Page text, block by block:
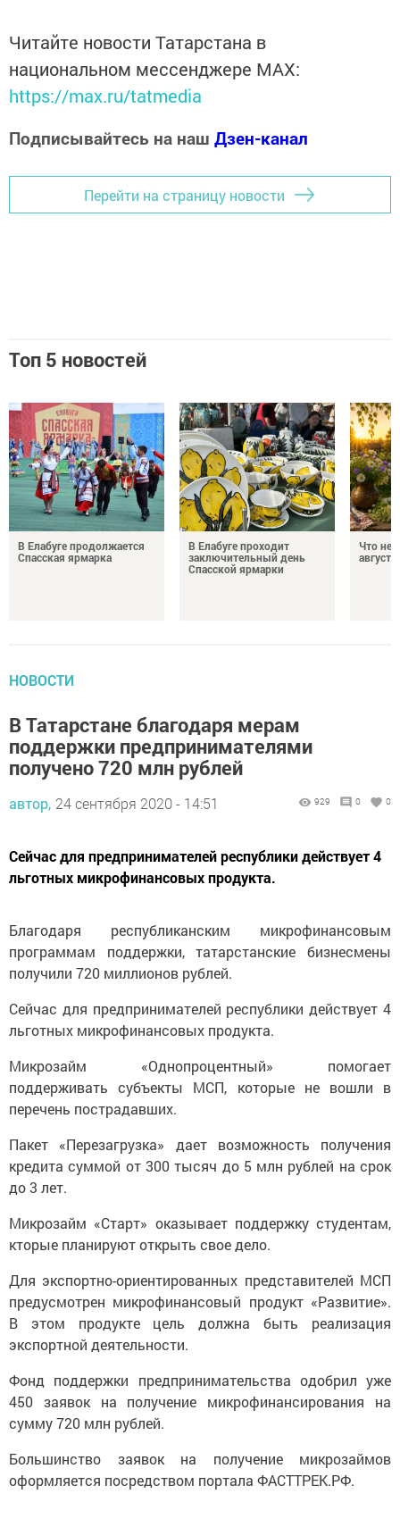
Читайте новости Татарстана в
национальном мессенджере MАХ:
https://max.ru/tatmedia
Подписывайтесь на наш Дзен-канал
Перейти на страницу новости
Топ 5 новостей
В Елабуге продолжается
Спасская ярмарка
В Елабуге проходит
заключительный день
Спасской ярмарки
Что
НОВОСТИ
В Татарстане благодаря мерам
поддержки предпринимателями
получено 720 млн рублей
автор, 24 сентября 2020 - 14:51 929 0 0
Сейчас для предпринимателей республики действует 4
льготных микрофинансовых продукта.
Благодаря республиканским микрофинансовым
программам поддержки, татарстанские бизнесмены
получили 720 миллионов рублей.
Сейчас для предпринимателей республики действует 4
льготных микрофинансовых продукта.
Микрозайм «Однопроцентный» помогает
поддерживать субъекты МСП, которые не вошли в
перечень пострадавших.
Пакет «Перезагрузка» дает возможность получения
кредита суммой от 300 тысяч до 5 млн рублей на срок
до 3 лет.
Микрозайм «Старт» оказывает поддержку студентам,
кторые планируют открыть свое дело.
Для экспортно-ориентированных представителей МСП
предусмотрен микрофинансовый продукт «Развитие».
В этом продукте цель должна быть реализация
экспортной деятельности.
Фонд поддержки предпринимательства одобрил уже
450 заявок на получение микрофинансирования на
сумму 720 млн рублей.
Большинство заявок на получение микрозаймов
оформляется посредством портала ФАСТТРЕК.РФ.